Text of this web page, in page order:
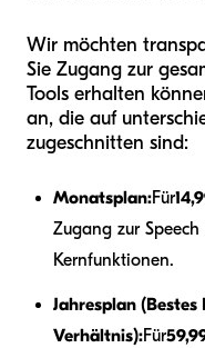
Wir möchten
Sie Zugang zur
Tools erhalten
an, die auf
zugeschnitten sind:
Monatsplan:Für
Zugang zur
Kernfunktionen.
Jahresplan
Verhältnis):Für